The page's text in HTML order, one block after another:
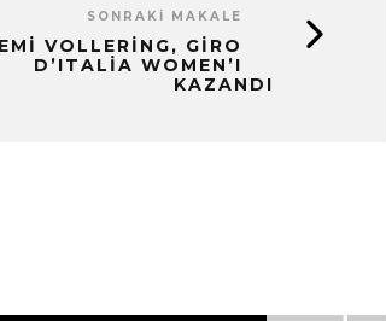
SONRAKI MAKALE
VOLLERING, GIRO
D’ITALIA WOMEN’I
KAZANDI